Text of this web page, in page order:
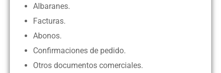
Albaranes.
Facturas.
Abonos.
Confirmaciones de pedido.
Otros documentos comerciales.